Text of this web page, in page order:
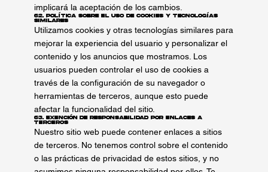
implicará la aceptación de los cambios.
62. Política sobre el Uso de Cookies y Tecnologías
Similares
Utilizamos cookies y otras tecnologías similares para
mejorar la experiencia del usuario y personalizar el
contenido y los anuncios que mostramos. Los
usuarios pueden controlar el uso de cookies a
través de la configuración de su navegador o
herramientas de terceros, aunque esto puede
afectar la funcionalidad del sitio.
63. Exención de Responsabilidad por Enlaces a
Terceros
Nuestro sitio web puede contener enlaces a sitios
de terceros. No tenemos control sobre el contenido
o las prácticas de privacidad de estos sitios, y no